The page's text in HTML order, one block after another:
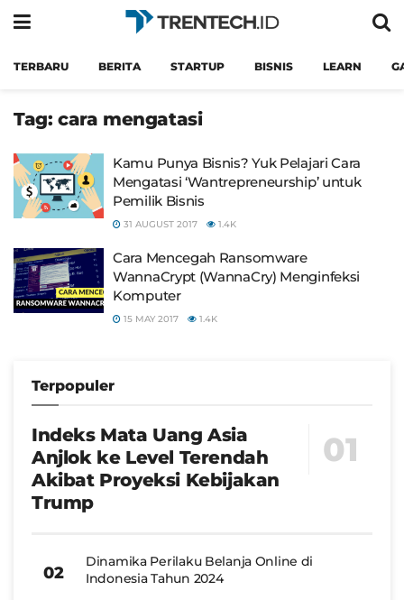
TERBARU BERITA STARTUP BISNIS LEARN
Tag: cara mengatasi
Kamu Punya Bisnis? Yuk Pelajari Cara
Mengatasi ‘Wantrepreneurship’ untuk
Pemilik Bisnis
31 AUGUST 2017 1.4K
Cara Mencegah Ransomware
WannaCrypt (WannaCry) Menginfeksi
Komputer
15 MAY 2017 1.4K
Terpopuler
Indeks Mata Uang Asia
Anjlok ke Level Terendah
Akibat Proyeksi Kebijakan
Trump
Dinamika Perilaku Belanja Online di
Indonesia Tahun 2024